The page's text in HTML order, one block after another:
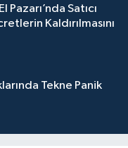
Pazarı’nda Satıcı
Kaldırılmasını
Tekne Panik